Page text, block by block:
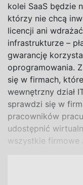
kolei SaaS będzie
którzy nie chcą
licencji ani
infrastrukturze –
gwarancję
oprogramowania.
się w firmach,
wewnętrzny dział
sprawdzi się w
pracowników
udostępnić
wszystkie firmowe